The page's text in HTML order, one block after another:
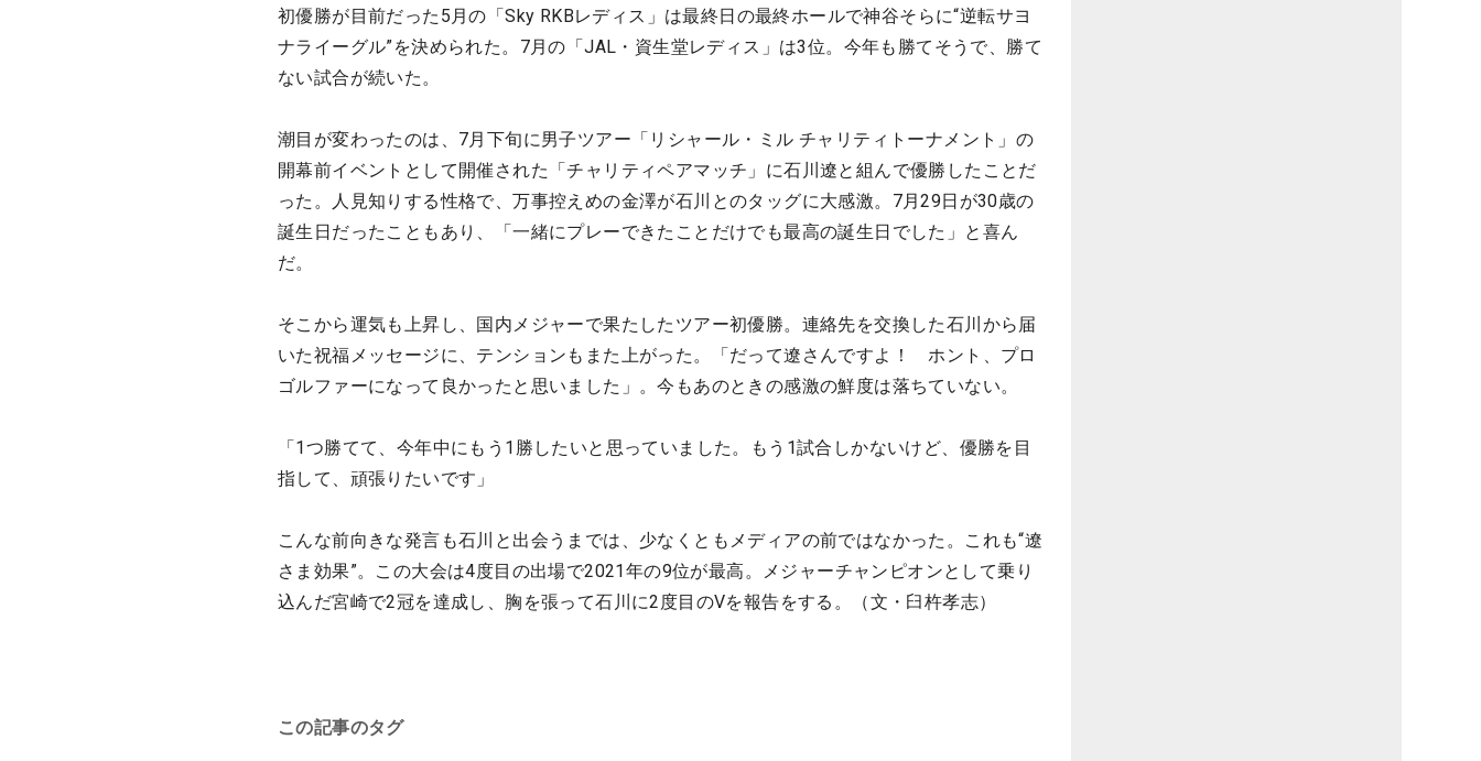
初優勝が目前だった5月の「Sky RKBレディス」は最終日の最終ホールで神谷そらに“逆転サヨ
ナライーグル”を決められた。7月の「JAL・資生堂レディス」は3位。今年も勝てそうで、勝て
ない試合が続いた。
潮目が変わったのは、7月下旬に男子ツアー「リシャール・ミル チャリティトーナメント」の
開幕前イベントとして開催された「チャリティペアマッチ」に石川遼と組んで優勝したことだ
った。人見知りする性格で、万事控えめの金澤が石川とのタッグに大感激。7月29日が30歳の
誕生日だったこともあり、「一緒にプレーできたことだけでも最高の誕生日でした」と喜ん
だ。
そこから運気も上昇し、国内メジャーで果たしたツアー初優勝。連絡先を交換した石川から届
いた祝福メッセージに、テンションもまた上がった。「だって遼さんですよ！ ホント、プロ
ゴルファーになって良かったと思いました」。今もあのときの感激の鮮度は落ちていない。
「1つ勝てて、今年中にもう1勝したいと思っていました。もう1試合しかないけど、優勝を目
指して、頑張りたいです」
こんな前向きな発言も石川と出会うまでは、少なくともメディアの前ではなかった。これも“遼
さま効果”。この大会は4度目の出場で2021年の9位が最高。メジャーチャンピオンとして乗り
込んだ宮崎で2冠を達成し、胸を張って石川に2度目のVを報告をする。（文・臼杵孝志）
この記事のタグ